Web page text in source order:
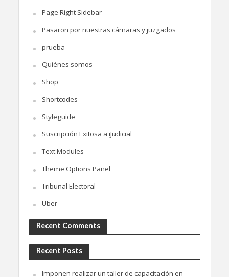
Page Right Sidebar
Pasaron por nuestras cámaras y juzgados
prueba
Quiénes somos
Shop
Shortcodes
Styleguide
Suscripción Exitosa a iJudicial
Text Modules
Theme Options Panel
Tribunal Electoral
Uber
Recent Comments
Recent Posts
Imponen realizar un taller de capacitación en